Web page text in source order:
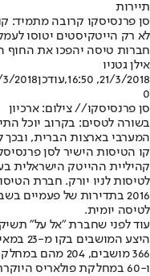
תיירות
סן פרנסיסקו קרובה מתמיד:
לא רק הייטקיסטים יטוסו
חברות טיסה יהפכו את החוף
אילן גטניו
21/3/2018, 16:50
,עודכן19:30
0
סן פרנסיסקו// צילום: ארכיון
בשורה לטסים: בקרוב יוכל
המערבי בארצות הברית, ובכך
קו הטיסות הישיר לסן
קהיליית ההייטק הישראלית
לטיסות לניו יורק. חברת
2016 בתדירות של פעמיים
לטיסה יומית.
עוד לפני שחברת "אל על" תשיק
היצע המושבים בקו מ-23 במאי על ידי
366 מושבים, 204 מהם במחלקת תיירים,
ו-60 במחלקת פולאריס